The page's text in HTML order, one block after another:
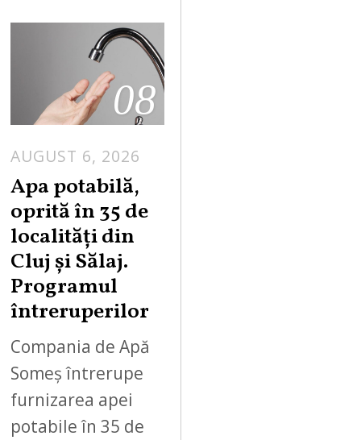
08
AUGUST 6, 2026
Apa potabilă,
oprită în 35 de
localități din
Cluj și Sălaj.
Programul
întreruperilor
Compania de Apă
Someș întrerupe
furnizarea apei
potabile în 35 de